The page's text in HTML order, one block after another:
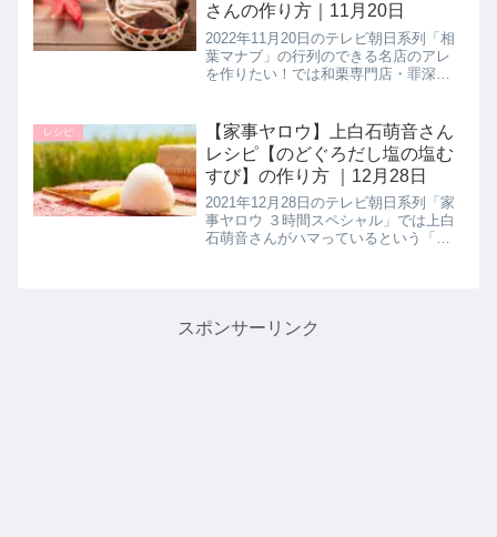
さんの作り方｜11月20日
2022年11月20日のテレビ朝日系列「相
葉マナブ」の行列のできる名店のアレ
を作りたい！では和栗専門店・罪深き
えてくれたので詳しく紹介します。>>
相葉マナブ記事一覧はこちら...
レシピ
【家事ヤロウ】上白石萌音さん
レシピ【のどぐろだし塩の塩む
すび】の作り方 ｜12月28日
2021年12月28日のテレビ朝日系列「家
事ヤロウ ３時間スペシャル」では上白
石萌音さんがハマっているという「の
スポンサーリンク